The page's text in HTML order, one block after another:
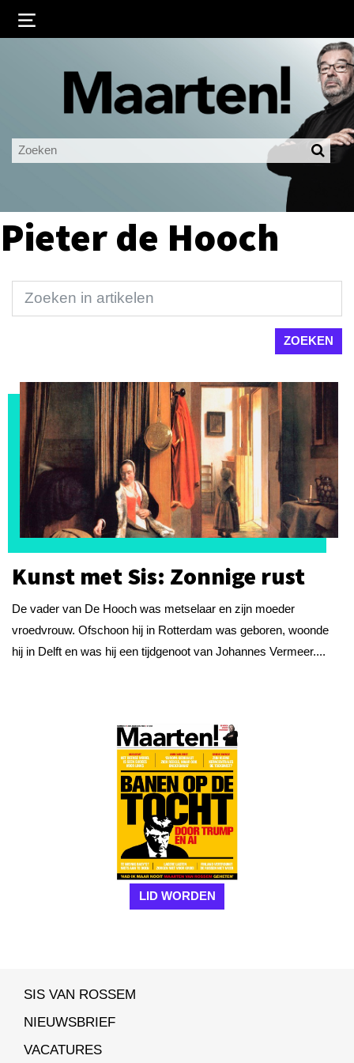
Ingelogd blijven
LOGIN
Pieter de Hooch
Kunst met Sis: Zonnige rust
De vader van De Hooch was metselaar en zijn moeder
vroedvrouw. Ofschoon hij in Rotterdam was geboren, woonde
hij in Delft en was hij een tijdgenoot van Johannes Vermeer....
LID WORDEN
SIS VAN ROSSEM
NIEUWSBRIEF
VACATURES